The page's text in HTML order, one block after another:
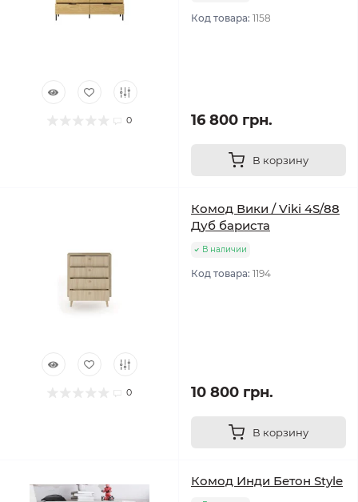
0
Код товара: 1158
16 800 грн.
В корзину
0
Комод Вики / Viki 4S/88
Дуб бариста
В наличии
Код товара: 1194
10 800 грн.
В корзину
Комод Инди Бетон Style